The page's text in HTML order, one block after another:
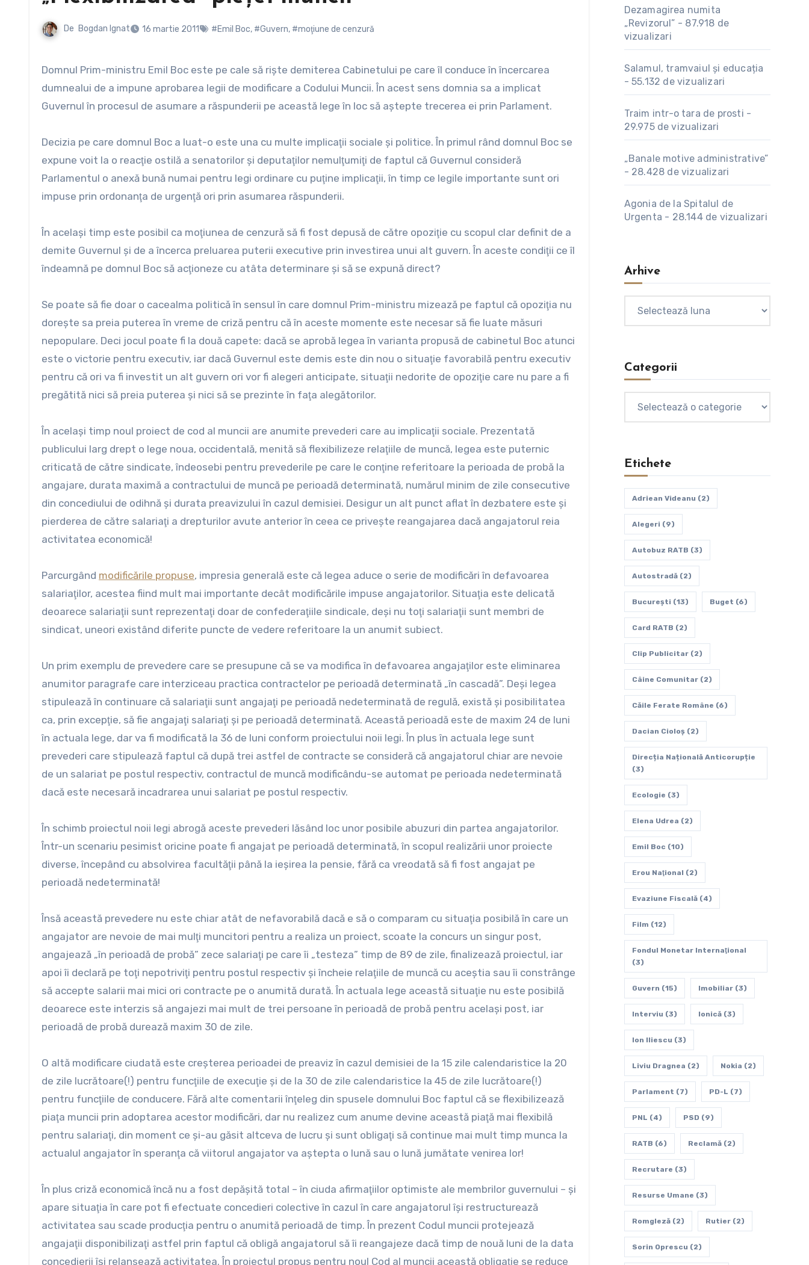
De Bogdan Ignat 16 martie 2011 #Emil Boc, #Guvern, #moţiune de cenzură
Domnul Prim-ministru Emil Boc este pe cale să rişte demiterea Cabinetului pe care îl conduce în încercarea
dumnealui de a impune aprobarea legii de modificare a Codului Muncii. În acest sens domnia sa a implicat
Guvernul în procesul de asumare a răspunderii pe această lege în loc să aştepte trecerea ei prin Parlament.
Decizia pe care domnul Boc a luat-o este una cu multe implicaţii sociale şi politice. În primul rând domnul Boc se
expune voit la o reacţie ostilă a senatorilor şi deputaţilor nemulţumiţi de faptul că Guvernul consideră
Parlamentul o anexă bună numai pentru legi ordinare cu puţine implicaţii, în timp ce legile importante sunt ori
impuse prin ordonanţa de urgenţă ori prin asumarea răspunderii.
În acelaşi timp este posibil ca moţiunea de cenzură să fi fost depusă de către opoziţie cu scopul clar definit de a
demite Guvernul şi de a încerca preluarea puterii executive prin investirea unui alt guvern. În aceste condiţii ce îl
îndeamnă pe domnul Boc să acţioneze cu atâta determinare şi să se expună direct?
Se poate să fie doar o cacealma politică în sensul în care domnul Prim-ministru mizează pe faptul că opoziţia nu
doreşte sa preia puterea în vreme de criză pentru că în aceste momente este necesar să fie luate măsuri
nepopulare. Deci jocul poate fi la două capete: dacă se aprobă legea în varianta propusă de cabinetul Boc atunci
este o victorie pentru executiv, iar dacă Guvernul este demis este din nou o situaţie favorabilă pentru executiv
pentru că ori va fi investit un alt guvern ori vor fi alegeri anticipate, situaţii nedorite de opoziţie care nu pare a fi
pregătită nici să preia puterea şi nici să se prezinte în faţa alegătorilor.
În acelaşi timp noul proiect de cod al muncii are anumite prevederi care au implicaţii sociale. Prezentată
publicului larg drept o lege noua, occidentală, menită să flexibilizeze relaţiile de muncă, legea este puternic
criticată de către sindicate, îndeosebi pentru prevederile pe care le conţine referitoare la perioada de probă la
angajare, durata maximă a contractului de muncă pe perioadă determinată, numărul minim de zile consecutive
din concediului de odihnă şi durata preavizului în cazul demisiei. Desigur un alt punct aflat în dezbatere este şi
pierderea de către salariaţi a drepturilor avute anterior în ceea ce priveşte reangajarea dacă angajatorul reia
activitatea economică!
Parcurgând modificările propuse, impresia generală este că legea aduce o serie de modificări în defavoarea
salariaţilor, acestea fiind mult mai importante decât modificările impuse angajatorilor. Situaţia este delicată
deoarece salariaţii sunt reprezentaţi doar de confederaţiile sindicale, deşi nu toţi salariaţii sunt membri de
sindicat, uneori existând diferite puncte de vedere referitoare la un anumit subiect.
Un prim exemplu de prevedere care se presupune că se va modifica în defavoarea angajaţilor este eliminarea
anumitor paragrafe care interziceau practica contractelor pe perioadă determinată „în cascadă”. Deşi legea
stipulează în continuare că salariaţii sunt angajaţi pe perioadă nedeterminată de regulă, există şi posibilitatea
ca, prin excepţie, să fie angajaţi salariaţi şi pe perioadă determinată. Această perioadă este de maxim 24 de luni
în actuala lege, dar va fi modificată la 36 de luni conform proiectului noii legi. În plus în actuala lege sunt
prevederi care stipulează faptul că după trei astfel de contracte se consideră că angajatorul chiar are nevoie
de un salariat pe postul respectiv, contractul de muncă modificându-se automat pe perioada nedeterminată
dacă este necesară incadrarea unui salariat pe postul respectiv.
În schimb proiectul noii legi abrogă aceste prevederi lăsând loc unor posibile abuzuri din partea angajatorilor.
Într-un scenariu pesimist oricine poate fi angajat pe perioadă determinată, în scopul realizării unor proiecte
diverse, începând cu absolvirea facultăţii până la ieşirea la pensie, fără ca vreodată să fi fost angajat pe
perioadă nedeterminată!
Însă această prevedere nu este chiar atât de nefavorabilă dacă e să o comparam cu situaţia posibilă în care un
angajator are nevoie de mai mulţi muncitori pentru a realiza un proiect, scoate la concurs un singur post,
angajează „în perioadă de probă” zece salariaţi pe care îi „testeza” timp de 89 de zile, finalizează proiectul, iar
apoi îi declară pe toţi nepotriviţi pentru postul respectiv şi încheie relaţiile de muncă cu aceştia sau îi constrânge
să accepte salarii mai mici ori contracte pe o anumită durată. În actuala lege această situaţie nu este posibilă
deoarece este interzis să angajezi mai mult de trei persoane în perioadă de probă pentru acelaşi post, iar
perioadă de probă durează maxim 30 de zile.
O altă modificare ciudată este creşterea perioadei de preaviz în cazul demisiei de la 15 zile calendaristice la 20
de zile lucrătoare(!) pentru funcţiile de execuţie şi de la 30 de zile calendaristice la 45 de zile lucrătoare(!)
pentru funcţiile de conducere. Fără alte comentarii înţeleg din spusele domnului Boc faptul că se flexibilizează
piaţa muncii prin adoptarea acestor modificări, dar nu realizez cum anume devine această piaţă mai flexibilă
pentru salariaţi, din moment ce şi-au găsit altceva de lucru şi sunt obligaţi să continue mai mult timp munca la
actualul angajator în speranţa că viitorul angajator va aştepta o lună sau o lună jumătate venirea lor!
În plus criză economică încă nu a fost depăşită total – în ciuda afirmaţiilor optimiste ale membrilor guvernului – şi
apare situaţia în care pot fi efectuate concedieri colective în cazul în care angajatorul îşi restructurează
activitatea sau scade producţia pentru o anumită perioadă de timp. În prezent Codul muncii protejează
angajaţii disponibilizaţi astfel prin faptul că obligă angajatorul să îi reangajeze dacă timp de nouă luni de la data
concedierii îşi relansează activitatea. În proiectul propus pentru noul Cod al muncii această obligaţie se reduce
Dezamagirea numita
„Revizorul” - 87.918 de
vizualizari
Salamul, tramvaiul și educația
- 55.132 de vizualizari
Traim intr-o tara de prosti -
29.975 de vizualizari
„Banale motive administrative”
- 28.428 de vizualizari
Agonia de la Spitalul de
Urgenta - 28.144 de vizualizari
Arhive
Categorii
Etichete
Adriean Videanu (2)
Alegeri (9)
Autobuz RATB (3)
Autostradă(2)
Bucureşti (13) Buget (6)
Card RATB (2)
Clip Publicitar(2)
Câine Comunitar(2)
Căile Ferate Române (6)
Dacian Cioloș(2)
Direcția Națională Anticorupție
(3)
Ecologie (3)
Elena Udrea (2)
Emil Boc (10)
Erou Naţional (2)
Evaziune Fiscală(4)
Film (12)
Fondul Monetar Internaţional
(3)
Guvern (15) Imobiliar(3)
Interviu (3) Ionică(3)
Ion Iliescu (3)
Liviu Dragnea (2) Nokia (2)
Parlament (7) PD-L (7)
PNL (4) PSD (9)
RATB (6) Reclamă(2)
Recrutare (3)
Resurse Umane (3)
Romgleză(2) Rutier(2)
Sorin Oprescu (2)